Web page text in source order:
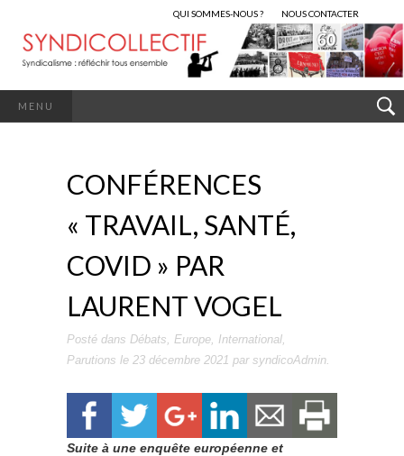
QUI SOMMES-NOUS ? NOUS CONTACTER
MENU
CONFÉRENCES
« TRAVAIL, SANTÉ,
COVID » PAR
LAURENT VOGEL
Posté dans Débats, Europe, International,
Parutions le 23 décembre 2021 par syndicoAdmin.
Suite à une enquête européenne et